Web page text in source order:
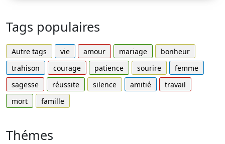
Tags populaires
Autre tags vie amour mariage
bonheur
trahison
courage patience sourire
femme
sagesse
réussite silence amitié
travail
mort
famille
Thémes